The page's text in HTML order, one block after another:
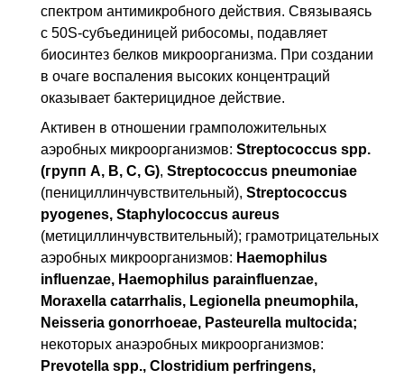
спектром антимикробного действия. Связываясь
с 50S-субъединицей рибосомы, подавляет
биосинтез белков микроорганизма. При создании
в очаге воспаления высоких концентраций
оказывает бактерицидное действие.
Активен в отношении грамположительных
аэробных микроорганизмов: Streptococcus spp.
(групп A, B, C, G), Streptococcus pneumoniae
(пенициллинчувствительный), Streptococcus
pyogenes, Staphylococcus aureus
(метициллинчувствительный); грамотрицательных
аэробных микроорганизмов: Haemophilus
influenzae, Haemophilus parainfluenzae,
Moraxella catarrhalis, Legionella pneumophila,
Neisseria gonorrhoeae, Pasteurella multocida;
некоторых анаэробных микроорганизмов:
Prevotella spp., Clostridium perfringens,